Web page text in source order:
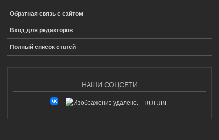
ПОДВАЛ
Обратная связь с сайтом
Вход для редакторов
Полный список статей
НАШИ СОЦСЕТИ
RUTUBE